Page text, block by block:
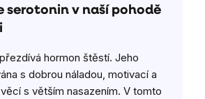
serotonin v naší pohodě
hormon štěstí. Jeho
s dobrou náladou, motivací a
s větším nasazením. V tomto